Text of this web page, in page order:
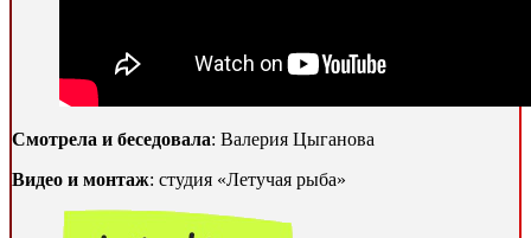
Смотрела и беседовала: Валерия Цыганова
Видео и монтаж: студия «Летучая рыба»